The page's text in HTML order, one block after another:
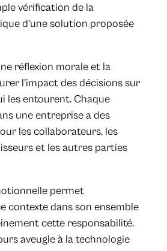
vérification de la
d’une solution proposée
réflexion morale et la
l’impact des décisions sur
les entourent. Chaque
une entreprise a des
les collaborateurs, les
et les autres parties
permet
contexte dans son ensemble
cette responsabilité.
aveugle à la technologie